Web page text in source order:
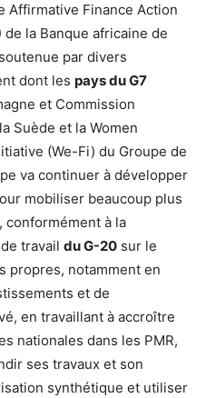
Affirmative Finance Action
de la Banque africaine de
par divers
dont les pays du G7
et Commission
Suède et la Women
(We-Fi) du Groupe de
va continuer à développer
mobiliser beaucoup plus
conformément à la
travail du G-20 sur le
propres, notamment en
et de
en travaillant à accroître
nationales dans les PMR,
ses travaux et son
synthétique et utiliser